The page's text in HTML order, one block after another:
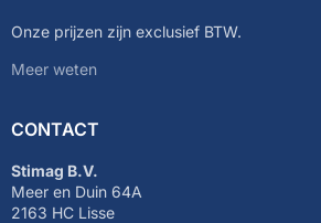
Onze prijzen zijn exclusief BTW.
Meer weten
CONTACT
Stimag B.V.
Meer en Duin 64A
2163 HC Lisse